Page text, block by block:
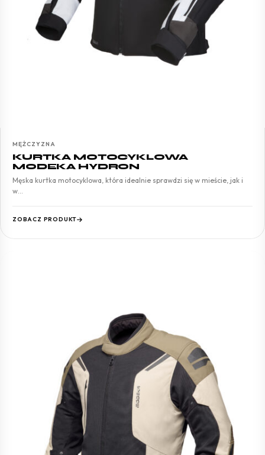
MĘŻCZYZNA
KURTKA MOTOCYKLOWA
MODEKA HYDRON
Męska kurtka motocyklowa, która idealnie sprawdzi się w mieście, jak i
w…
ZOBACZ PRODUKT